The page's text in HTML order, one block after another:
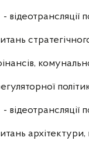
- відеотрансляції
- відеотрансляції